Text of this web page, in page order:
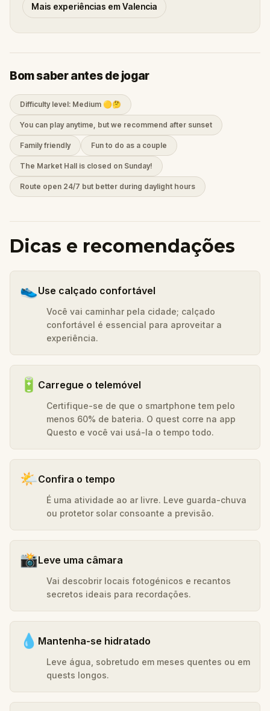
Mais experiências em Valencia
Bom saber antes de jogar
Difficulty level: Medium 🟡🤔
You can play anytime, but we recommend after sunset
Family friendly Fun to do as a couple
The Market Hall is closed on Sunday!
Route open 24/7 but better during daylight hours
Dicas e recomendações
👟Use calçado confortável
Você vai caminhar pela cidade; calçado
confortável é essencial para aproveitar a
experiência.
🔋 Carregue o telemóvel
Certifique-se de que o smartphone tem pelo
menos 60% de bateria. O quest corre na app
Questo e você vai usá-la o tempo todo.
🌤️Confira o tempo
É uma atividade ao ar livre. Leve guarda-chuva
ou protetor solar consoante a previsão.
📸Leve uma câmara
Vai descobrir locais fotogénicos e recantos
secretos ideais para recordações.
💧 Mantenha-se hidratado
Leve água, sobretudo em meses quentes ou em
quests longos.